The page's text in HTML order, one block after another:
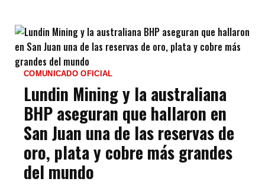
COMUNICADO OFICIAL
Lundin Mining y la australiana
BHP aseguran que hallaron en
San Juan una de las reservas de
oro, plata y cobre más grandes
del mundo